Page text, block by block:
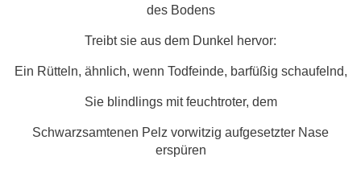
des Bodens
Treibt sie aus dem Dunkel hervor:
Ein Rütteln, ähnlich, wenn Todfeinde, barfüßig schaufelnd,
Sie blindlings mit feuchtroter, dem
Schwarzsamtenen Pelz vorwitzig aufgesetzter Nase
erspüren